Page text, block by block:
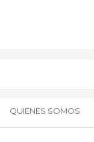
QUIENES SOMOS